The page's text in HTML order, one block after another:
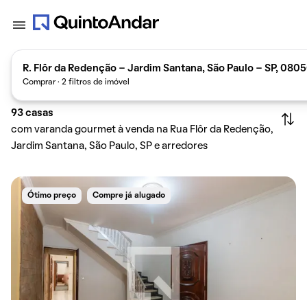
R. Flôr da Redenção - Jardim Santana, São Paulo - SP,
Comprar · 2 filtros de imóvel
93 casas
com varanda gourmet à venda na Rua Flôr da Redenção,
Jardim Santana, São Paulo, SP e arredores
Ótimo preço Compre já alugado